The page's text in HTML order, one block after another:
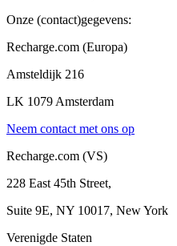
Onze (contact)gegevens:
Recharge.com (Europa)
Amsteldijk 216
LK 1079 Amsterdam
Neem contact met ons op
Recharge.com (VS)
228 East 45th Street,
Suite 9E, NY 10017, New York
Verenigde Staten